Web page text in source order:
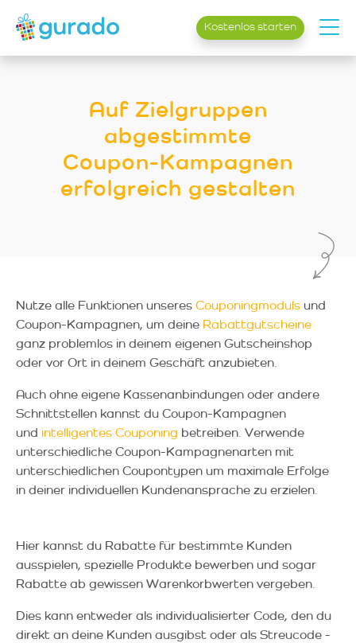
Kostenlos starten
Auf Zielgruppen
abgestimmte
Coupon-Kampagnen
erfolgreich gestalten
Nutze alle Funktionen unseres Couponingmoduls und
Coupon-Kampagnen, um deine Rabattgutscheine
ganz problemlos in deinem eigenen Gutscheinshop
oder vor Ort in deinem Geschäft anzubieten.
Auch ohne eigene Kassenanbindungen oder andere
Schnittstellen kannst du Coupon-Kampagnen
und intelligentes Couponing betreiben. Verwende
unterschiedliche Coupon-Kampagnenarten mit
unterschiedlichen Coupontypen um maximale Erfolge
in deiner individuellen Kundenansprache zu erzielen.
Hier kannst du Rabatte für bestimmte Kunden
ausspielen, spezielle Produkte bewerben und sogar
Rabatte ab gewissen Warenkorbwerten vergeben.
Dies kann entweder als individualisierter Code, den du
direkt an deine Kunden ausgibst oder als Streucode -